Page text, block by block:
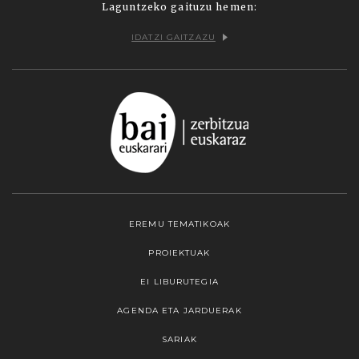
Laguntzeko gaituzu hemen:
IDATZI GAITZAZU
EREMU TEMATIKOAK
PROIEKTUAK
EI LIBURUTEGIA
AGENDA ETA JARDUERAK
SARIAK